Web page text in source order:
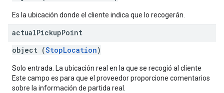
Es la ubicación donde el cliente indica que lo recogerán.
actualPickupPoint
object (StopLocation)
Solo entrada. La ubicación real en la que se recogió al cliente
Este campo es para que el proveedor proporcione comentarios
sobre la información de partida real.